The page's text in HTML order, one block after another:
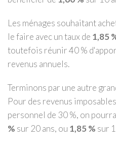
Les ménages souhaitant
le faire avec un taux de 1,85
toutefois réunir 40 %
revenus annuels.
Terminons par une autre
Pour des revenus
personnel de 30 %, on
% sur 20 ans, ou 1,85 % sur